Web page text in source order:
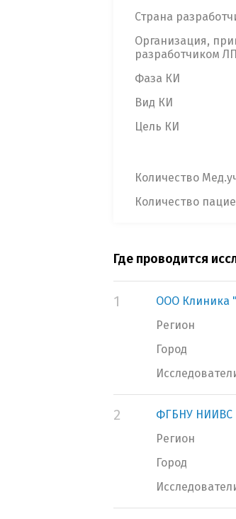
Страна
Организация,
разработчиком ЛП
Фаза КИ
Вид КИ
Цель КИ
Количество
Количество
Где проводится
1
ООО Клиника
Регион
Город
2
ФГБНУ НИИВС
Регион
Город